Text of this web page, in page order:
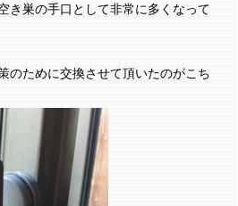
き巣の手口として非常に多くなって
のために交換させて頂いたのがこち